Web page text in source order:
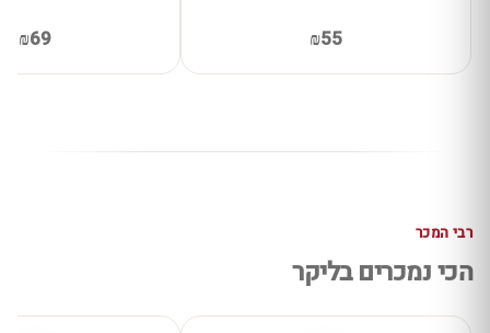
₪55
₪69
רבי המכר
הכי נמכרים בליקר